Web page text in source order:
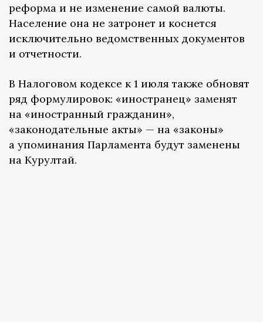
реформа и не изменение самой валюты.
Население она не затронет и коснется
исключительно ведомственных документов
и отчетности.
В Налоговом кодексе к 1 июля также обновят
ряд формулировок: «иностранец» заменят
на «иностранный гражданин»,
«законодательные акты» — на «законы»
а упоминания Парламента будут заменены
на Курултай.